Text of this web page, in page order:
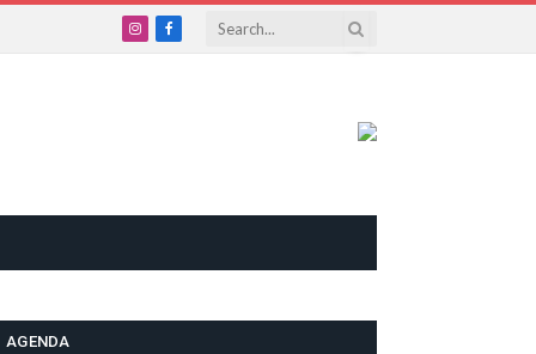
InstagramFacebook
AGENDA